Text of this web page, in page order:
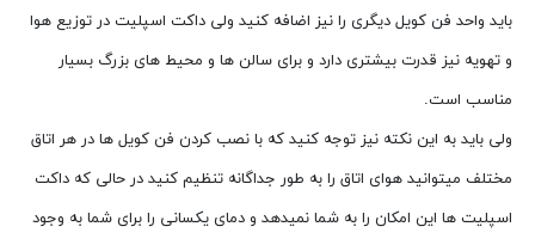
باید واحد فن کویل دیگری را نیز اضافه کنید ولی داکت اسپلیت در توزیع هوا
و تهویه نیز قدرت بیشتری دارد و برای سالن ها و محیط های بزرگ بسیار
مناسب است.
ولی باید به این نکته نیز توجه کنید که با نصب کردن فن کویل ها در هر اتاق
مختلف میتوانید هوای اتاق را به طور جداگانه تنظیم کنید در حالی که داکت
اسپلیت ها این امکان را به شما نمیدهد و دمای یکسانی را برای شما به وجود